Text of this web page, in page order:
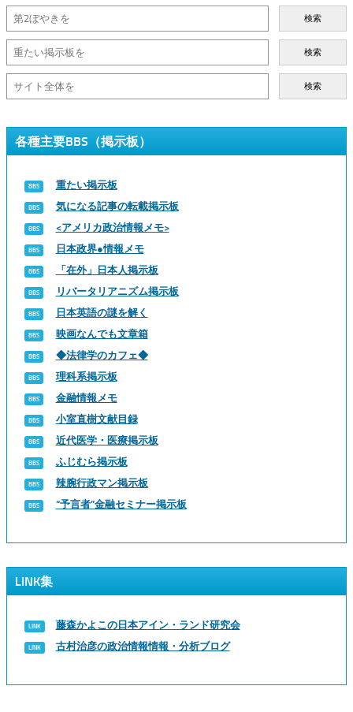
検索
検索
検索
各種主要BBS（掲示板）
重たい掲示板
気になる記事の転載掲示板
<アメリカ政治情報メモ>
日本政界●情報メモ
「在外」日本人掲示板
リバータリアニズム掲示板
日本英語の謎を解く
映画なんでも文章箱
◆法律学のカフェ◆
理科系掲示板
金融情報メモ
小室直樹文献目録
近代医学・医療掲示板
ふじむら掲示板
辣腕行政マン掲示板
“予言者”金融セミナー掲示板
LINK集
藤森かよこの日本アイン・ランド研究会
古村治彦の政治情報情報・分析ブログ